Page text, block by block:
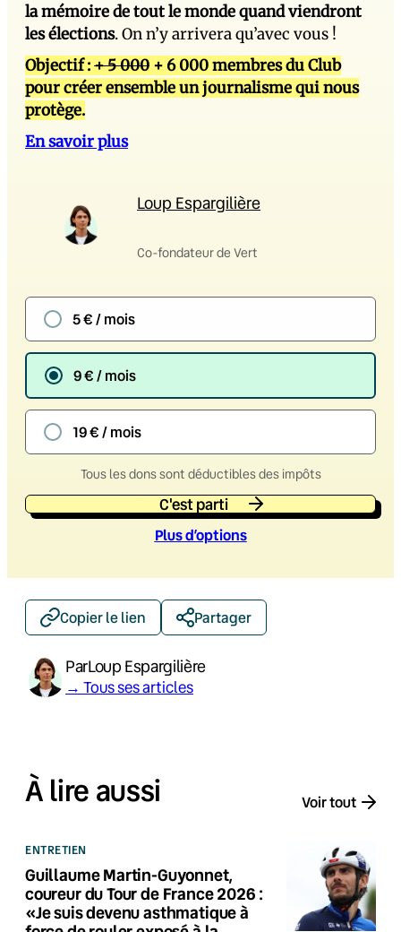
la mémoire de tout le monde quand viendront
les élections. On n’y arrivera qu’avec vous !
Objectif :+ 5 000 + 6 000 membres du Club
pour créer ensemble un journalisme qui nous
protège.
En savoir plus
Loup Espargilière
Co-fondateur de Vert
5 € / mois
9 € / mois
19 € / mois
Tous les dons sont déductibles des impôts
C'est parti
Plus d’options
Copier le lien Partager
ParLoup Espargilière
→ Tous ses articles
À lire aussi Voir tout
ENTRETIEN
Guillaume Martin-Guyonnet,
coureur du Tour de France 2026 :
«Je suis devenu asthmatique à